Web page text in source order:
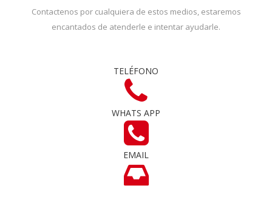
Contactenos por cualquiera de estos medios, estaremos
encantados de atenderle e intentar ayudarle.
TELÉFONO
WHATS APP
EMAIL